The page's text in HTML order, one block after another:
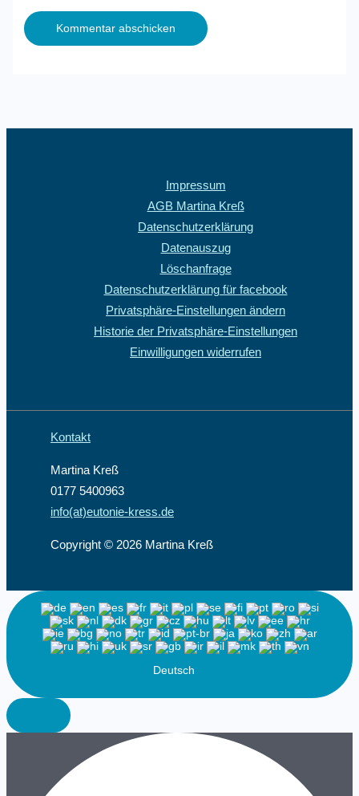
Impressum
AGB Martina Kreß
Datenschutzerklärung
Datenauszug
Löschanfrage
Datenschutzerklärung für facebook
Privatsphäre-Einstellungen ändern
Historie der Privatsphäre-Einstellungen
Einwilligungen widerrufen
Kontakt
Martina Kreß
0177 5400963
info(at)eutonie-kress.de
Copyright © 2026 Martina Kreß
Deutsch